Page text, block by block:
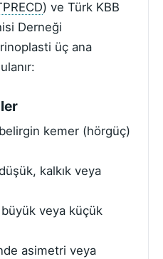
) ve Türk KBB
Derneği
üç ana
kemer (hörgüç)
kalkık veya
büyük veya küçük
asimetri veya